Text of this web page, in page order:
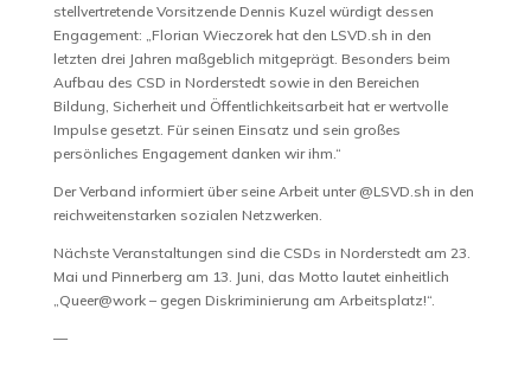
stellvertretende Vorsitzende Dennis Kuzel würdigt dessen
Engagement: „Florian Wieczorek hat den LSVD.sh in den
letzten drei Jahren maßgeblich mitgeprägt. Besonders beim
Aufbau des CSD in Norderstedt sowie in den Bereichen
Bildung, Sicherheit und Öffentlichkeitsarbeit hat er wertvolle
Impulse gesetzt. Für seinen Einsatz und sein großes
persönliches Engagement danken wir ihm.“
Der Verband informiert über seine Arbeit unter @LSVD.sh in den
reichweitenstarken sozialen Netzwerken.
Nächste Veranstaltungen sind die CSDs in Norderstedt am 23.
Mai und Pinnerberg am 13. Juni, das Motto lautet einheitlich
„Queer@work – gegen Diskriminierung am Arbeitsplatz!“.
—